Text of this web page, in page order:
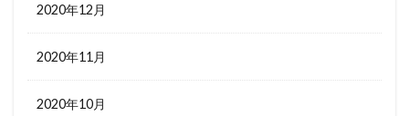
2020年12月
2020年11月
2020年10月